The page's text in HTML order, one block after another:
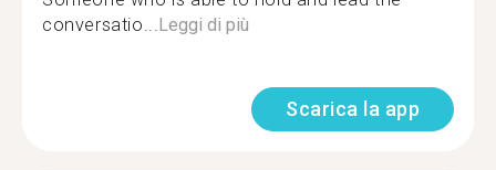
conversatio... Leggi di più
Scarica la app